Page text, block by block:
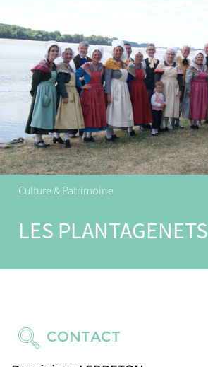
Culture & Patrimoine
LES PLANTAGENETS
CONTACT